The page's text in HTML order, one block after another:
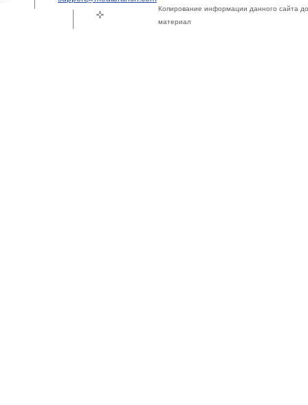
Копирование информации данного сайта
материал